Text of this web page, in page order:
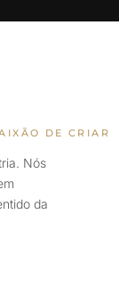
DE CRIAR
Nós
da